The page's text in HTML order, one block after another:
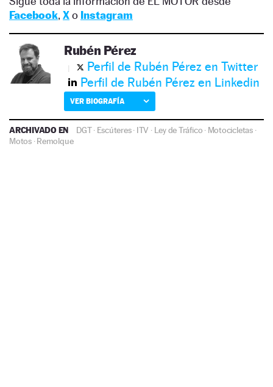
Facebook, Xo Instagram
Rubén Pérez
Perfil de Rubén Pérez en Twitter
Perfil de Rubén Pérez en Linkedin
VER BIOGRAFÍA
ARCHIVADO EN DGT· Escúteres· ITV · Ley de Tráfico · Motocicletas·
Motos·Remolque